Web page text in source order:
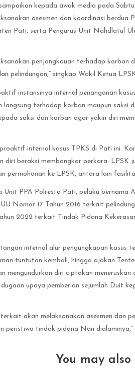
kepada awak media pada
asesmen dan koordinasi
Pati, serta Pengurus Unit Nahdlatul
penjangkauan terhadap korban
pelindungan,” singkap Wakil Ketua
instansinya internal penanganan
langsung terhadap korban maupun saksi
saksi dan korban agar yakin diri
internal kasus TPKS di Pati ini.
diri beraksi membongkar perkara. LPSK
permohonan ke LPSK, antara lain
Unit PPA Polresta Pati, pelaku
Nomor 17 Tahun 2016 terkait
2022 terkait Tindak Pidana
internal alur pengungkapan kasus
tuntutan kembali, hingga ajakan
mengundurkan diri ciptakan
upaya pemberian sejumlah Duit
terkait akan melaksanakan asesmen dan
peristiwa tindak pidana Nan dialaminya,”
You may also